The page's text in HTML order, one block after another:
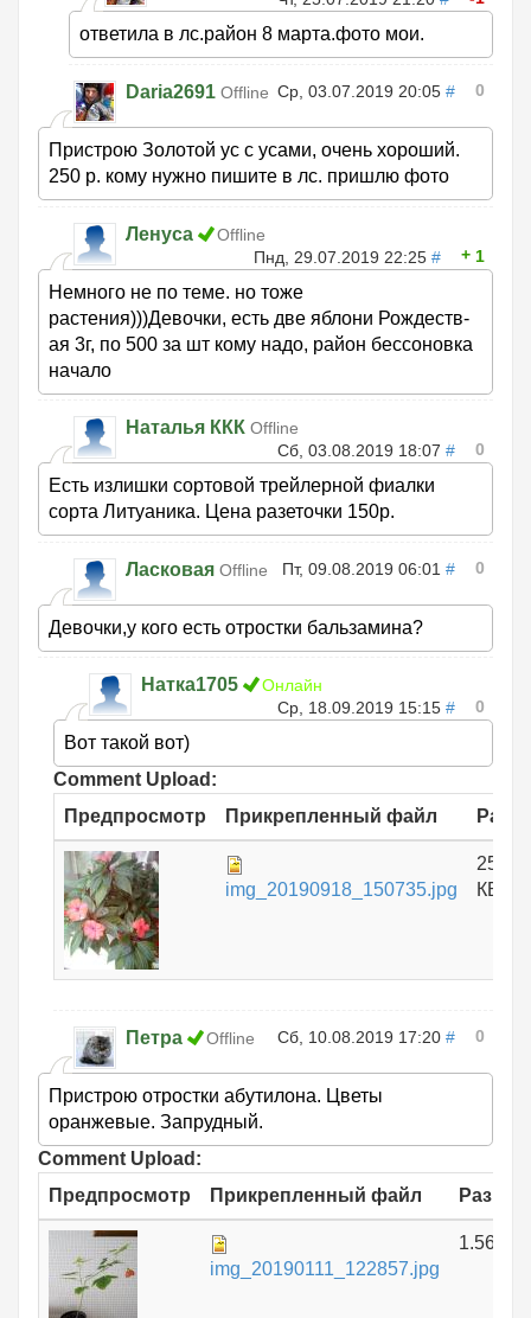
ответила в лс.район 8 марта.фото мои.
Daria2691 Offline Ср, 03.07.2019 20:05 # 0
Пристрою Золотой ус с усами, очень хороший.
250 р. кому нужно пишите в лс. пришлю фото
Ленуса
Offline
Пнд, 29.07.2019 22:25 # 1
Немного не по теме. но тоже
растения)))Девочки, есть две яблони Рождеств-
ая 3г, по 500 за шт кому надо, район бессоновка
начало
Наталья ККК Offline
Сб, 03.08.2019 18:07 # 0
Есть излишки сортовой трейлерной фиалки
сорта Литуаника. Цена разеточки 150р.
Ласковая Offline Пт, 09.08.2019 06:01 # 0
Девочки,у кого есть отростки бальзамина?
Натка1705
Онлайн
Ср, 18.09.2019 15:15 # 0
Вот такой вот)
Comment Upload:
Предпросмотр
Прикрепленный файл
img_20190918_150735.jpg
КБ
Петра Offline Сб, 10.08.2019 17:20 # 0
Пристрою отростки абутилона. Цветы
оранжевые. Запрудный.
Comment Upload:
Предпросмотр
Прикрепленный файл Размер
img_20190111_122857.jpg
1.56 МБ